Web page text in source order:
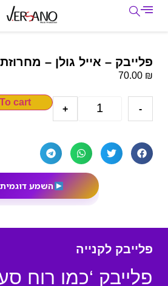
פלייבק – אייל גולן –
70.00 ₪
-
+
cart
השמע דוגמית
פלייבק לקנייה
פלייבק ‘כמו רוח